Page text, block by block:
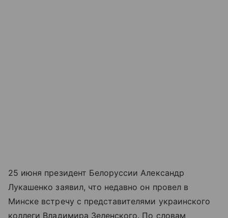
25 июня президент Белоруссии Александр
Лукашенко заявил, что недавно он провел в
Минске встречу с представителями украинского
коллеги Владимира Зеленского. По словам